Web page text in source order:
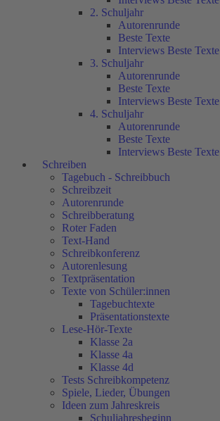
2. Schuljahr
Autorenrunde
Beste Texte
Interviews Beste Texte
3. Schuljahr
Autorenrunde
Beste Texte
Interviews Beste Texte
4. Schuljahr
Autorenrunde
Beste Texte
Interviews Beste Texte
Schreiben
Tagebuch - Schreibbuch
Schreibzeit
Autorenrunde
Schreibberatung
Roter Faden
Text-Hand
Schreibkonferenz
Autorenlesung
Textpräsentation
Texte von Schüler:innen
Tagebuchtexte
Präsentationstexte
Lese-Hör-Texte
Klasse 2a
Klasse 4a
Klasse 4d
Tests Schreibkompetenz
Spiele, Lieder, Übungen
Ideen zum Jahreskreis
Schuljahresbeginn